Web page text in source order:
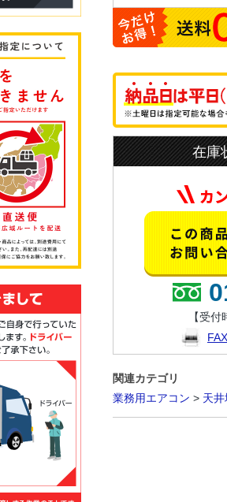
在庫
【受
関連カテゴリ
業務用エアコン > 天